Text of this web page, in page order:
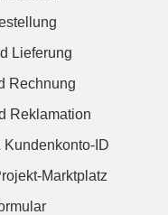
Lieferung
Rechnung
Reklamation
Kundenkonto-ID
Marktplatz